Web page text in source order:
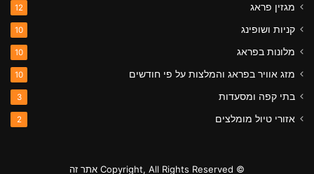
מגזין פראג 12
קניות ושופינג 10
מלונות בפראג 10
מזג אוויר בפראג והמלצות על פי חודשים 10
בתי קפה ומסעדות 3
אזורי טיול מומלצים 2
© Copyright, All Rights Reserved אתר זה